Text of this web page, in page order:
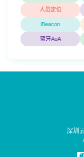
人员定位
iBeacon
蓝牙AoA
深圳